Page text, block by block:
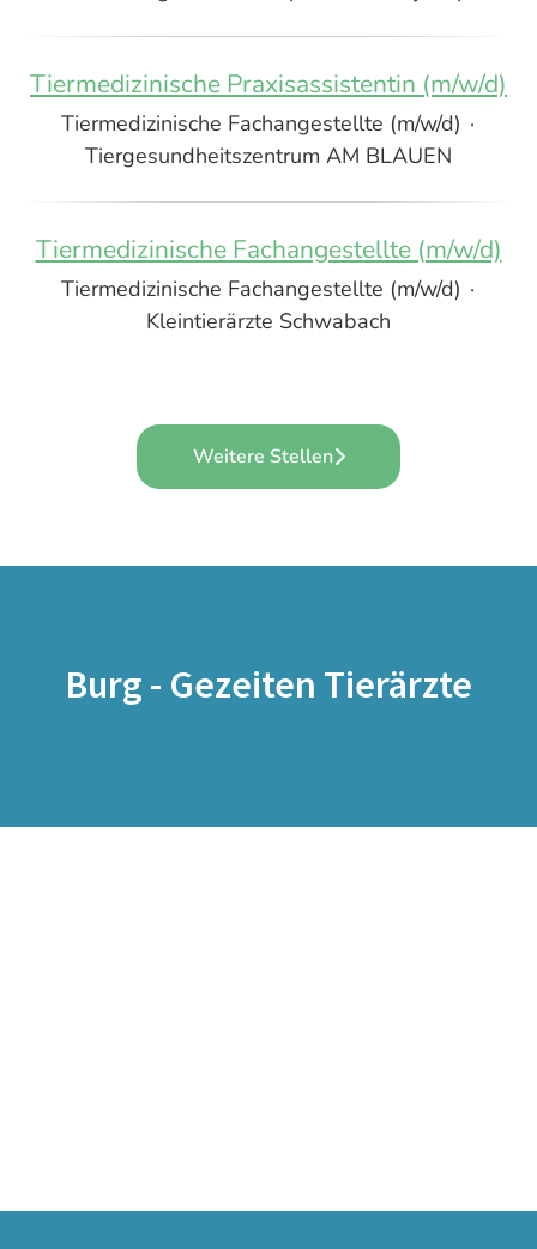
Tiermedizinische Praxisassistentin (m/w/d)
Tiermedizinische Fachangestellte (m/w/d) ·
Tiergesundheitszentrum AM BLAUEN
Tiermedizinische Fachangestellte (m/w/d)
Tiermedizinische Fachangestellte (m/w/d) ·
Kleintierärzte Schwabach
Weitere Stellen
Burg - Gezeiten Tierärzte